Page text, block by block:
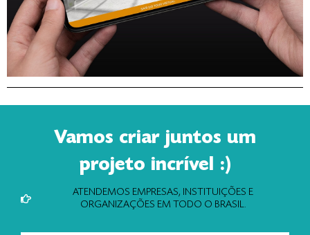
Vamos criar juntos um
projeto incrível :)
ATENDEMOS EMPRESAS, INSTITUIÇÕES E
ORGANIZAÇÕES EM TODO O BRASIL.